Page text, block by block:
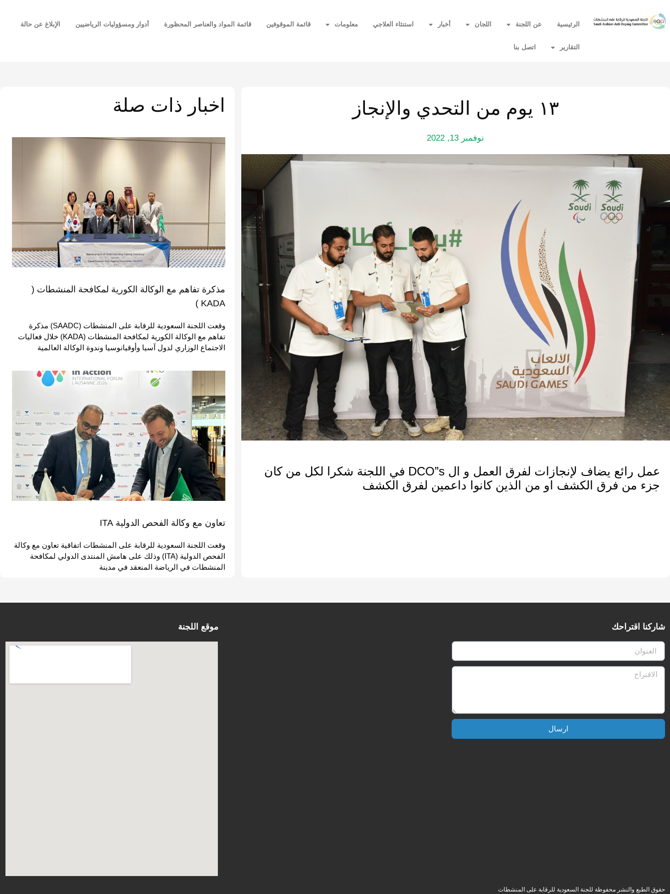
الرئيسية عن اللجنة اللجان أخبار استنثاء العلاجي معلومات قائمة الموقوفين قائمة المواد والعناصر المحظورة أدوار ومسؤوليات الرياضيين الإبلاغ عن حالة
التقارير اتصل بنا
١٣ يوم من التحدي والإنجاز
نوفمبر 13, 2022
عمل رائع يضاف لإنجازات لفرق العمل و ال DCO”s في اللجنة شكرا لكل من كان
جزء من فرق الكشف او من الذين كانوا داعمين لفرق الكشف
اخبار ذات صلة
مذكرة تفاهم مع الوكالة الكورية لمكافحة المنشطات (
KADA )
وقعت اللجنة السعودية للرقابة على المنشطات (SAADC) مذكرة
تفاهم مع الوكالة الكورية لمكافحة المنشطات (KADA) خلال فعاليات
الاجتماع الوزاري لدول آسيا وأوقيانوسيا وندوة الوكالة العالمية
تعاون مع وكالة الفحص الدولية ITA
وقعت اللجنة السعودية للرقابة على المنشطات اتفاقية تعاون مع وكالة
الفحص الدولية (ITA) وذلك على هامش المنتدى الدولي لمكافحة
المنشطات في الرياضة المنعقد في مدينة
شاركنا اقتراحك
ارسال
موقع اللجنة
حقوق الطبع والنشر محفوظة للجنة السعودية للرقابة على المنشطات